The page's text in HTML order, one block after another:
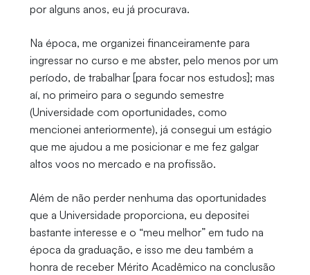
por alguns anos, eu já procurava.
Na época, me organizei financeiramente para
ingressar no curso e me abster, pelo menos por um
período, de trabalhar [para focar nos estudos]; mas
aí, no primeiro para o segundo semestre
(Universidade com oportunidades, como
mencionei anteriormente), já consegui um estágio
que me ajudou a me posicionar e me fez galgar
altos voos no mercado e na profissão.
Além de não perder nenhuma das oportunidades
que a Universidade proporciona, eu depositei
bastante interesse e o “meu melhor” em tudo na
época da graduação, e isso me deu também a
honra de receber Mérito Acadêmico na conclusão